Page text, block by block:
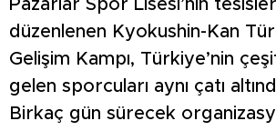
Pazarlar Spor Lisesi’nin
düzenlenen Kyokushin-Kan
Gelişim Kampı, Türkiye’nin
gelen sporcuları aynı çatı
Birkaç gün sürecek